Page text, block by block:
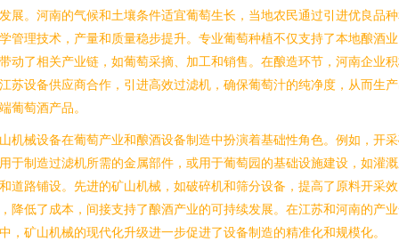
展。河南的气候和土壤条件适宜葡萄生长，当地农民通过引进优良品
管理技术，产量和质量稳步提升。专业葡萄种植不仅支持了本地酿酒
动了相关产业链，如葡萄采摘、加工和销售。在酿造环节，河南企业
苏设备供应商合作，引进高效过滤机，确保葡萄汁的纯净度，从而生
葡萄酒产品。
机械设备在葡萄产业和酿酒设备制造中扮演着基础性角色。例如，开
于制造过滤机所需的金属部件，或用于葡萄园的基础设施建设，如灌
道路铺设。先进的矿山机械，如破碎机和筛分设备，提高了原料开采效
降低了成本，间接支持了酿酒产业的可持续发展。在江苏和河南的产
，矿山机械的现代化升级进一步促进了设备制造的精准化和规模化。